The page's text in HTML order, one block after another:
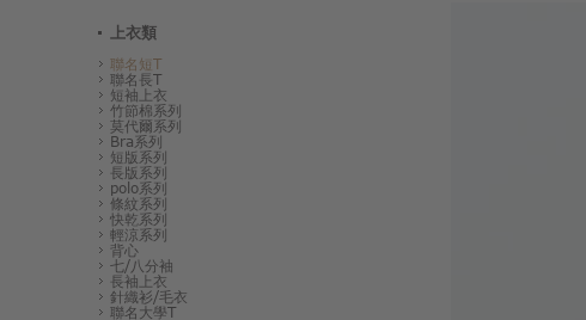
上衣類
聯名短T
聯名長T
短袖上衣
竹節棉系列
莫代爾系列
Bra系列
短版系列
長版系列
polo系列
條紋系列
快乾系列
輕涼系列
背心
七/八分袖
長袖上衣
針織衫/毛衣
聯名大學T